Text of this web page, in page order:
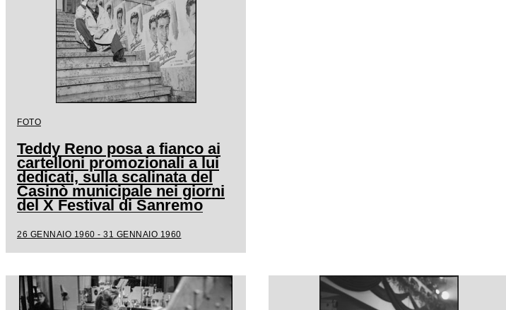
FOTO
Teddy Reno posa a fianco ai
cartelloni promozionali a lui
dedicati, sulla scalinata del
Casinò municipale nei giorni
del X Festival di Sanremo
26 GENNAIO 1960 - 31 GENNAIO 1960